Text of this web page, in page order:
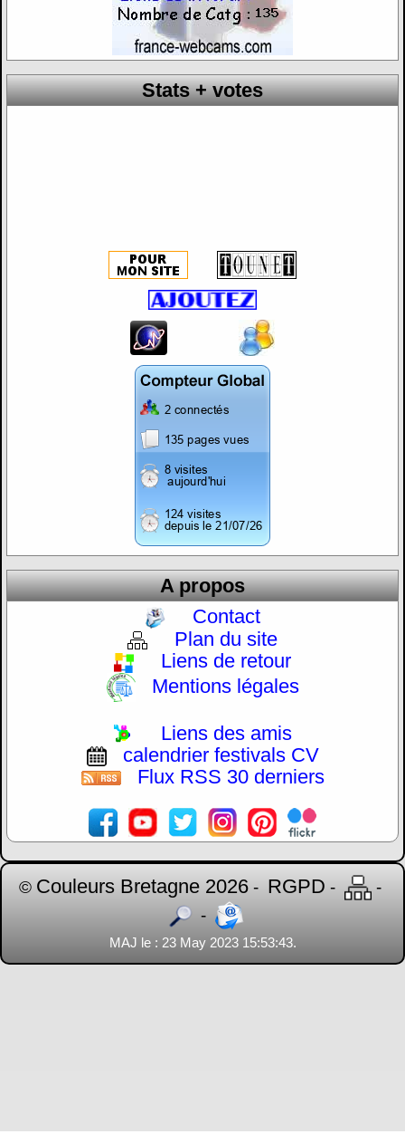
Stats + votes
A propos
Contact
Plan du site
Liens de retour
Mentions légales
Liens des amis
calendrier festivals CV
Flux RSS 30 derniers
© Couleurs Bretagne 2026 - RGPD -
-
-
MAJ le : 23 May 2023 15:53:43.